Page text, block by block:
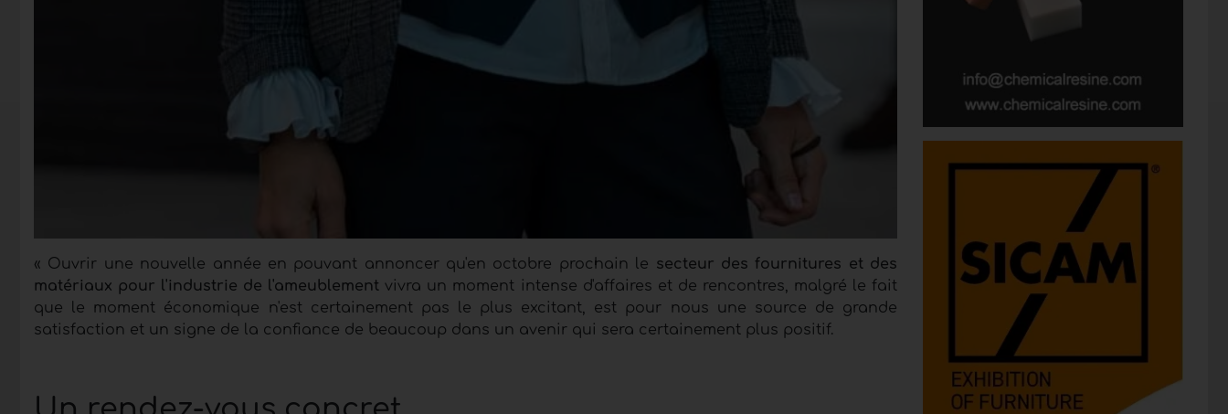
« Ouvrir une nouvelle année en pouvant annoncer qu'en octobre prochain le secteur des fournitures et des
matériaux pour l'industrie de l'ameublement vivra un moment intense d'affaires et de rencontres, malgré le fait
que le moment économique n'est certainement pas le plus excitant, est pour nous une source de grande
satisfaction et un signe de la confiance de beaucoup dans un avenir qui sera certainement plus positif.